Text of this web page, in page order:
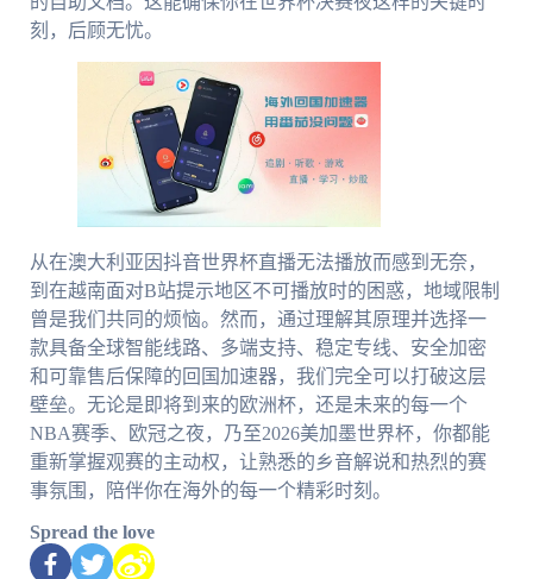
刻，后顾无忧。
从在澳大利亚因抖音世界杯直播无法播放而感到无奈，
到在越南面对B站提示地区不可播放时的困惑，地域限制
曾是我们共同的烦恼。然而，通过理解其原理并选择一
款具备全球智能线路、多端支持、稳定专线、安全加密
和可靠售后保障的回国加速器，我们完全可以打破这层
壁垒。无论是即将到来的欧洲杯，还是未来的每一个
NBA赛季、欧冠之夜，乃至2026美加墨世界杯，你都能
重新掌握观赛的主动权，让熟悉的乡音解说和热烈的赛
事氛围，陪伴你在海外的每一个精彩时刻。
Spread the love